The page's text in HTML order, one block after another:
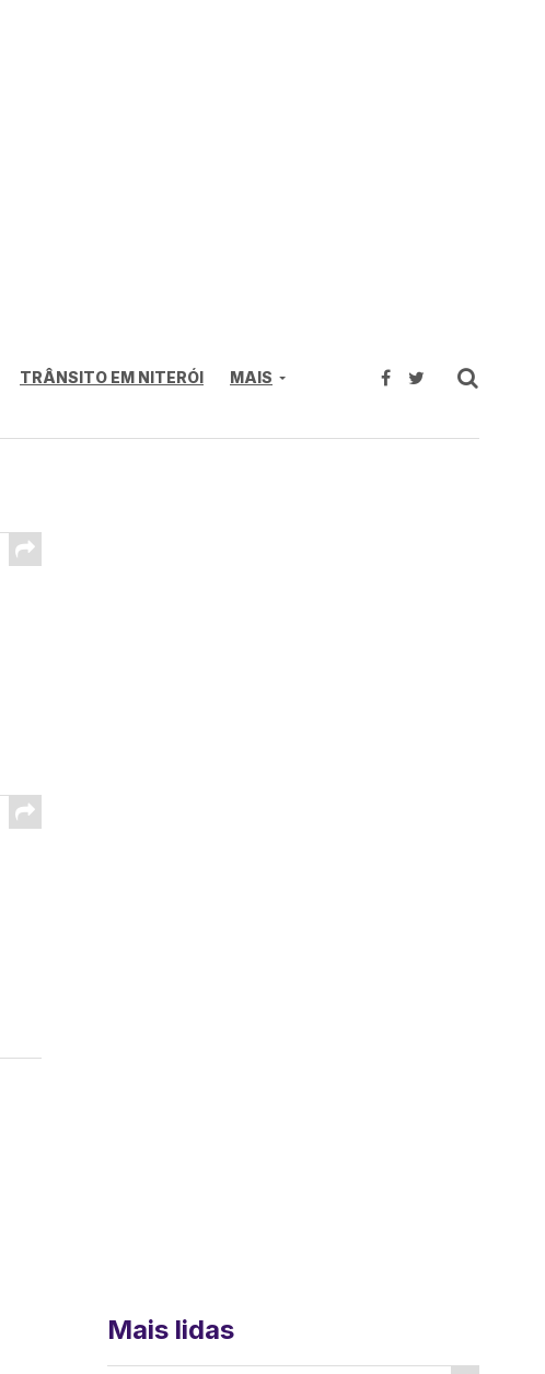
TRÂNSITO EM NITERÓI MAIS
Mais lidas